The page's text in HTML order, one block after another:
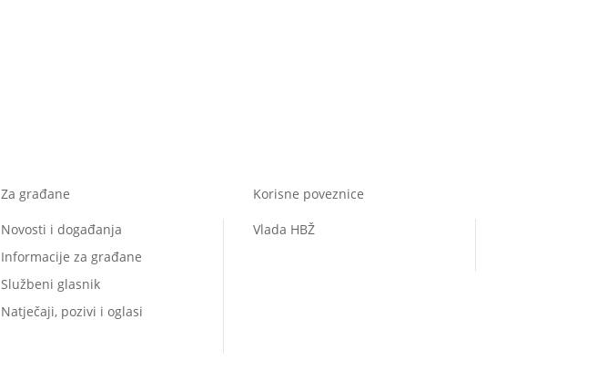
Za građane
Novosti i događanja
Informacije za građane
Službeni glasnik
Natječaji, pozivi i oglasi
Korisne poveznice
Vlada HBŽ